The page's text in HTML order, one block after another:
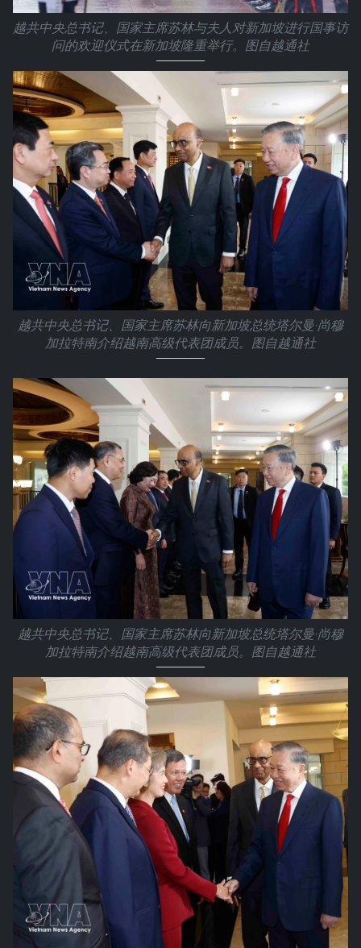
越共中央总书记、国家主席苏林与夫人对新加坡进行国事访
问的欢迎仪式在新加坡隆重举行。图自越通社
越共中央总书记、国家主席苏林向新加坡总统塔尔曼·尚穆
加拉特南介绍越南高级代表团成员。图自越通社
越共中央总书记、国家主席苏林向新加坡总统塔尔曼·尚穆
加拉特南介绍越南高级代表团成员。图自越通社